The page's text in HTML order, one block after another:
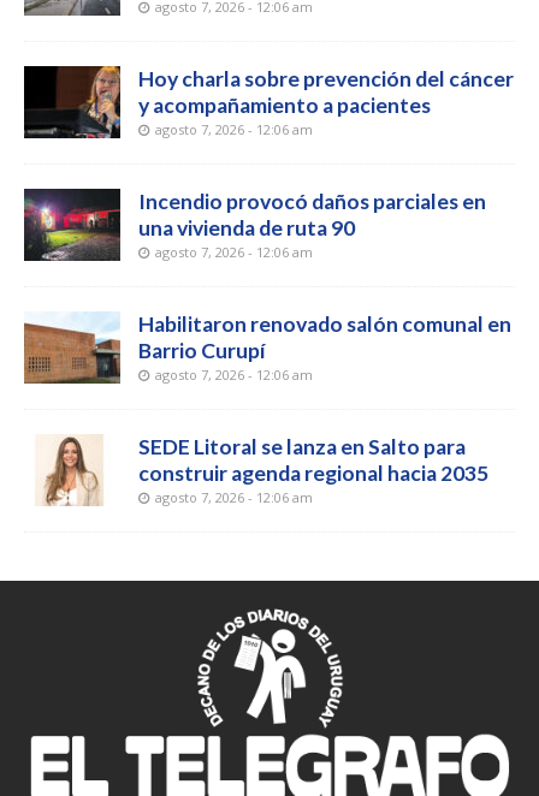
agosto 7, 2026 - 12:06 am
Hoy charla sobre prevención del cáncer
y acompañamiento a pacientes
agosto 7, 2026 - 12:06 am
Incendio provocó daños parciales en
una vivienda de ruta 90
agosto 7, 2026 - 12:06 am
Habilitaron renovado salón comunal en
Barrio Curupí
agosto 7, 2026 - 12:06 am
SEDE Litoral se lanza en Salto para
construir agenda regional hacia 2035
agosto 7, 2026 - 12:06 am